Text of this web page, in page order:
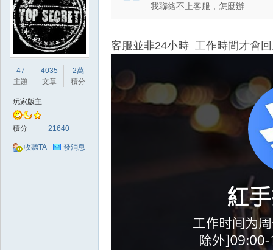
47
主題
4035
文章
2萬
積分
玩家版主
積分 21640
收聽TA 發消息
我聯絡不上客服，怎麼辦
客服並非24小時 工作時間才會